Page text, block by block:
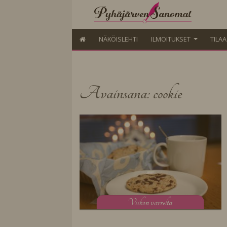
NÄKÖISLEHTI ILMOITUKSET
Avainsana: cookie
Viikon varrelta